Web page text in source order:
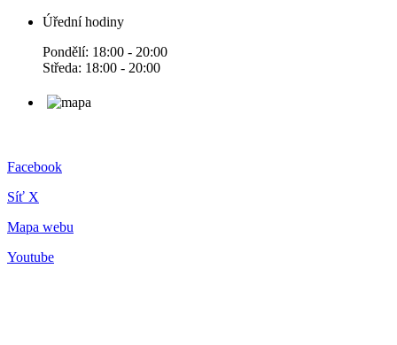
Úřední hodiny
Pondělí: 18:00 - 20:00
Středa: 18:00 - 20:00
Facebook
Síť X
Mapa webu
Youtube